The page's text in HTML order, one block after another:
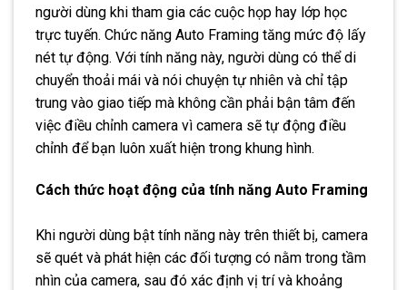
người dùng khi tham gia các cuộc họp hay lớp học
trực tuyến. Chức năng Auto Framing tăng mức độ lấy
nét tự động. Với tính năng này, người dùng có thể di
chuyển thoải mái và nói chuyện tự nhiên và chỉ tập
trung vào giao tiếp mà không cần phải bận tâm đến
việc điều chỉnh camera vì camera sẽ tự động điều
chỉnh để bạn luôn xuất hiện trong khung hình.
Cách thức hoạt động của tính năng Auto Framing
Khi người dùng bật tính năng này trên thiết bị, camera
sẽ quét và phát hiện các đối tượng có nằm trong tầm
nhìn của camera, sau đó xác định vị trí và khoảng